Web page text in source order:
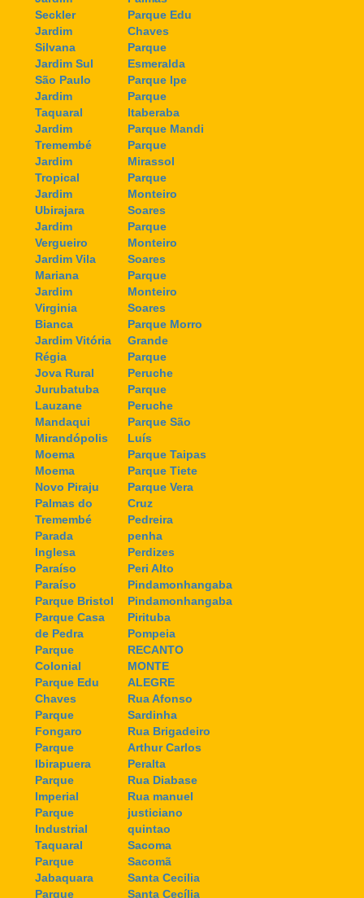
Seckler
Jardim
Silvana
Jardim Sul
São Paulo
Jardim
Taquaral
Jardim
Tremembé
Jardim
Tropical
Jardim
Ubirajara
Jardim
Vergueiro
Jardim Vila
Mariana
Jardim
Virginia
Bianca
Jardim Vitória
Régia
Jova Rural
Jurubatuba
Lauzane
Mandaqui
Mirandópolis
Moema
Moema
Novo Piraju
Palmas do
Tremembé
Parada
Inglesa
Paraíso
Paraíso
Parque Bristol
Parque Casa
de Pedra
Parque
Colonial
Parque Edu
Chaves
Parque
Fongaro
Parque
Ibirapuera
Parque
Imperial
Parque
Industrial
Taquaral
Parque
Jabaquara
Parque
Parque Edu
Chaves
Parque
Esmeralda
Parque Ipe
Parque
Itaberaba
Parque Mandi
Parque
Mirassol
Parque
Monteiro
Soares
Parque
Monteiro
Soares
Parque
Monteiro
Soares
Parque Morro
Grande
Parque
Peruche
Parque
Peruche
Parque São
Luís
Parque Taipas
Parque Tiete
Parque Vera
Cruz
Pedreira
penha
Perdizes
Peri Alto
Pindamonhangaba
Pindamonhangaba
Pirituba
Pompeia
RECANTO
MONTE
ALEGRE
Rua Afonso
Sardinha
Rua Brigadeiro
Arthur Carlos
Peralta
Rua Diabase
Rua manuel
justiciano
quintao
Sacoma
Sacomã
Santa Cecilia
Santa Cecília